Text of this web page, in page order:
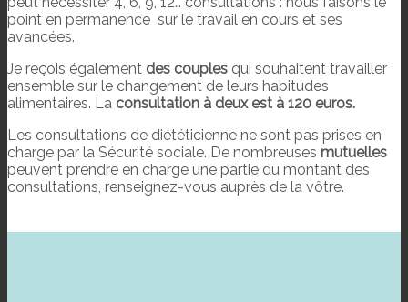
point en permanence sur le travail en cours et ses
avancées.
Je reçois également des couples qui souhaitent travailler
ensemble sur le changement de leurs habitudes
alimentaires. La consultation à deux est à 120 euros.
Les consultations de diététicienne ne sont pas prises en
charge par la Sécurité sociale. De nombreuses mutuelles
peuvent prendre en charge une partie du montant des
consultations, renseignez-vous auprès de la vôtre.